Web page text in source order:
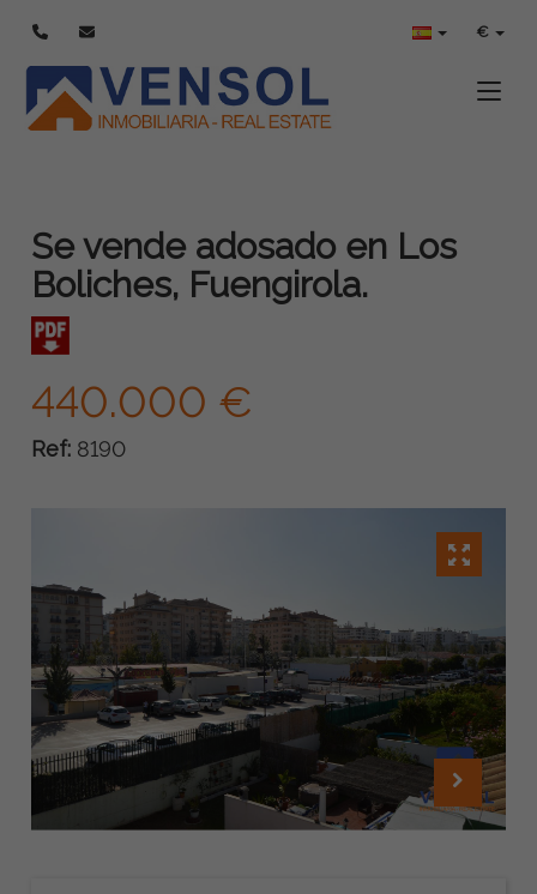
€
Se vende adosado en Los
Boliches, Fuengirola.
440.000 €
Ref: 8190